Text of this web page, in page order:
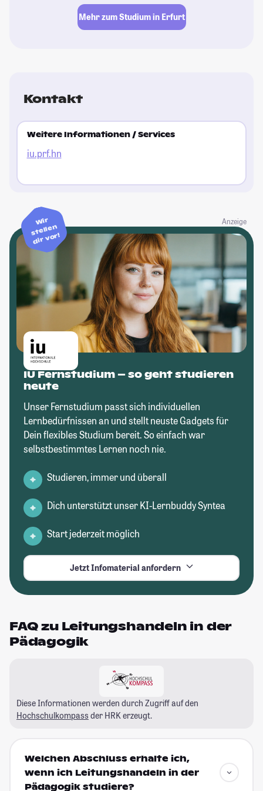
Mehr zum Studium in Erfurt
Kontakt
Weitere Informationen / Services
iu.prf.hn
Anzeige
Wir
stellen
dir vor!
IU Fernstudium – so geht studieren
heute
Unser Fernstudium passt sich individuellen
Lernbedürfnissen an und stellt neuste Gadgets für
Dein flexibles Studium bereit. So einfach war
selbstbestimmtes Lernen noch nie.
Studieren, immer und überall
Dich unterstützt unser KI-Lernbuddy Syntea
Start jederzeit möglich
Jetzt Infomaterial anfordern
FAQ zu Leitungshandeln in der
Pädagogik
Diese Informationen werden durch Zugriff auf den
Hochschulkompass der HRK erzeugt.
Welchen Abschluss erhalte ich,
wenn ich Leitungshandeln in der
Pädagogik studiere?